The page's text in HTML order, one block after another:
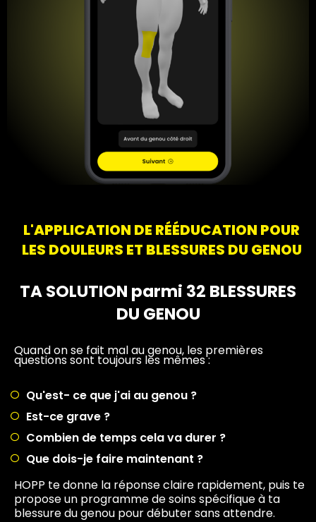
L'APPLICATION DE RÉÉDUCATION POUR
LES DOULEURS ET BLESSURES DU GENOU
TA SOLUTION parmi 32 BLESSURES
DU GENOU
Quand on se fait mal au genou, les premières
questions sont toujours les mêmes :
Qu'est- ce que j'ai au genou ?
Est-ce grave ?
Combien de temps cela va durer ?
Que dois-je faire maintenant ?
HOPP te donne la réponse claire rapidement, puis te
propose un programme de soins spécifique à ta
blessure du genou pour débuter sans attendre.